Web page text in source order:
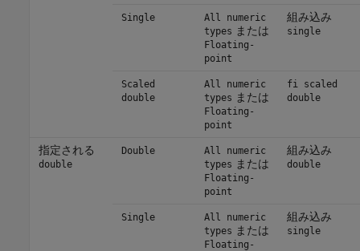
Single
All numeric
types または
Floating-
point
組み込み
single
Scaled
double
All numeric
types または
Floating-
point
fi scaled
double
指定される
double
Double
All numeric
types または
Floating-
point
組み込み
double
Single
All numeric
types または
Floating-
組み込み
single